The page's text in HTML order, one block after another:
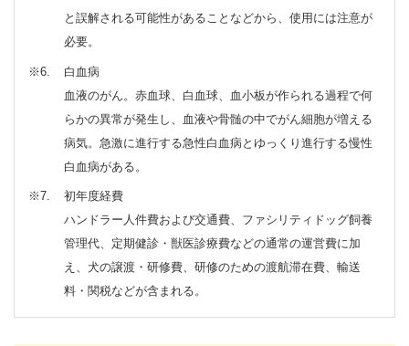
と誤解される可能性があることなどから、使用には注意が
必要。
※6
白血病
血液のがん。赤血球、白血球、血小板が作られる過程で何
らかの異常が発生し、血液や骨髄の中でがん細胞が増える
病気。急激に進行する急性白血病とゆっくり進行する慢性
白血病がある。
※7
初年度経費
ハンドラー人件費および交通費、ファシリティドッグ飼養
管理代、定期健診・獣医診療費などの通常の運営費に加
え、犬の譲渡・研修費、研修のための渡航滞在費、輸送
料・関税などが含まれる。